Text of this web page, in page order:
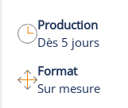
Production
Dès 5 jours
Format
Sur mesure